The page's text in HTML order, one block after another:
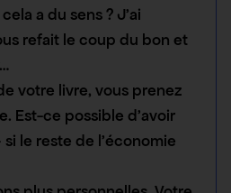
a du sens ? J’ai
refait le coup du bon et
votre livre, vous prenez
Est-ce possible d’avoir
le reste de l’économie